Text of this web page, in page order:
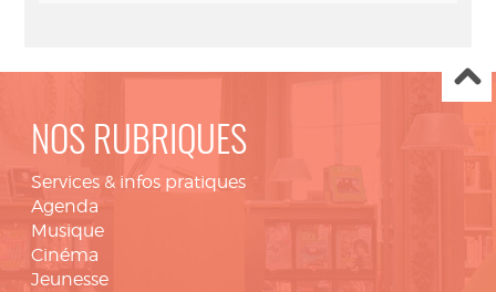
NOS RUBRIQUES
Services & infos pratiques
Agenda
Musique
Cinéma
Jeunesse